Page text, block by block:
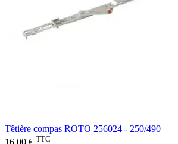
Têtière compas ROTO 256024 - 250/490
TTC